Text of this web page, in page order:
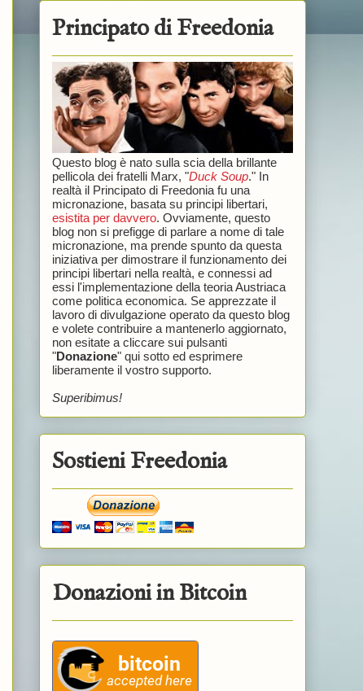
Principato di Freedonia
Questo blog è nato sulla scia della brillante
pellicola dei fratelli Marx, "Duck Soup." In
realtà il Principato di Freedonia fu una
micronazione, basata su principi libertari,
esistita per davvero. Ovviamente, questo
blog non si prefigge di parlare a nome di tale
micronazione, ma prende spunto da questa
iniziativa per dimostrare il funzionamento dei
principi libertari nella realtà, e connessi ad
essi l'implementazione della teoria Austriaca
come politica economica. Se apprezzate il
lavoro di divulgazione operato da questo blog
e volete contribuire a mantenerlo aggiornato,
non esitate a cliccare sui pulsanti
"Donazione" qui sotto ed esprimere
liberamente il vostro supporto.
Superibimus!
Sostieni Freedonia
Donazioni in Bitcoin